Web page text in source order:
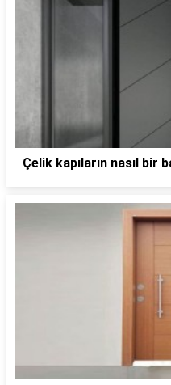
Çelik kapıların nasıl bir